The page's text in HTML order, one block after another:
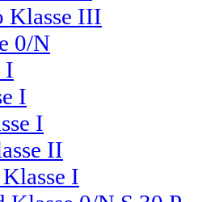
Klasse III
0/N
I
I
I
II
I